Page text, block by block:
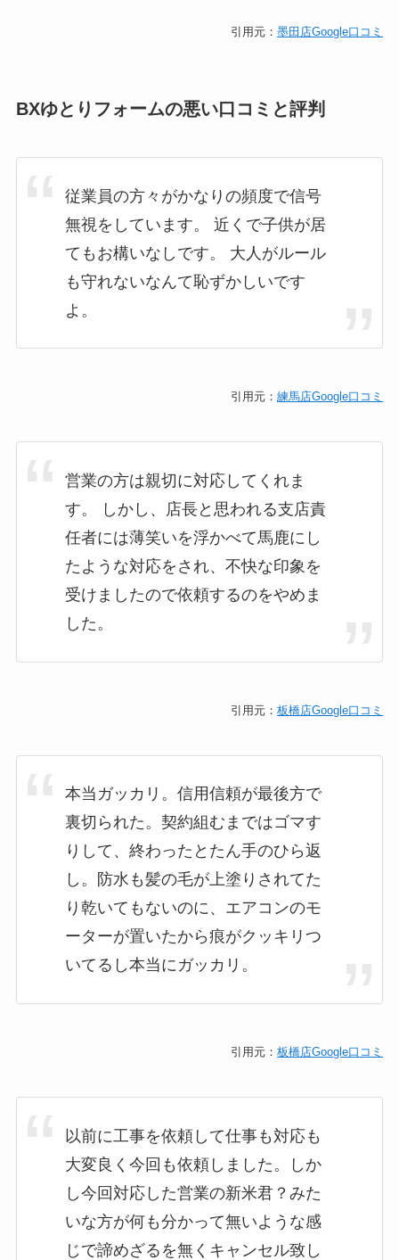
引用元：墨田店Google口コミ
BXゆとりフォームの悪い口コミと評判
従業員の方々がかなりの頻度で信号
無視をしています。 近くで子供が居
てもお構いなしです。 大人がルール
も守れないなんて恥ずかしいです
よ。
引用元：練馬店Google口コミ
営業の方は親切に対応してくれま
す。 しかし、店長と思われる支店責
任者には薄笑いを浮かべて馬鹿にし
たような対応をされ、不快な印象を
受けましたので依頼するのをやめま
した。
引用元：板橋店Google口コミ
本当ガッカリ。信用信頼が最後方で
裏切られた。契約組むまではゴマす
りして、終わったとたん手のひら返
し。防水も髪の毛が上塗りされてた
り乾いてもないのに、エアコンのモ
ーターが置いたから痕がクッキリつ
いてるし本当にガッカリ。
引用元：板橋店Google口コミ
以前に工事を依頼して仕事も対応も
大変良く今回も依頼しました。しか
し今回対応した営業の新米君？みた
いな方が何も分かって無いような感
じで諦めざるを無くキャンセル致し